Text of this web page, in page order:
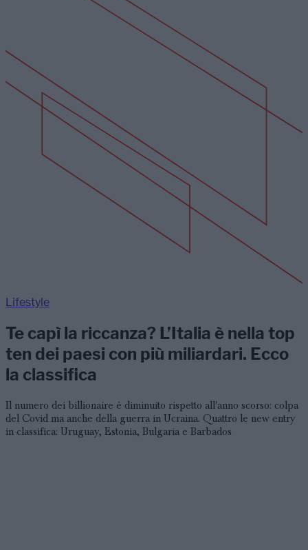
Lifestyle
Te capì la riccanza? L’Italia è nella top
ten dei paesi con più miliardari. Ecco
la classifica
Il numero dei billionaire è diminuito rispetto all'anno scorso: colpa
del Covid ma anche della guerra in Ucraina. Quattro le new entry
in classifica: Uruguay, Estonia, Bulgaria e Barbados